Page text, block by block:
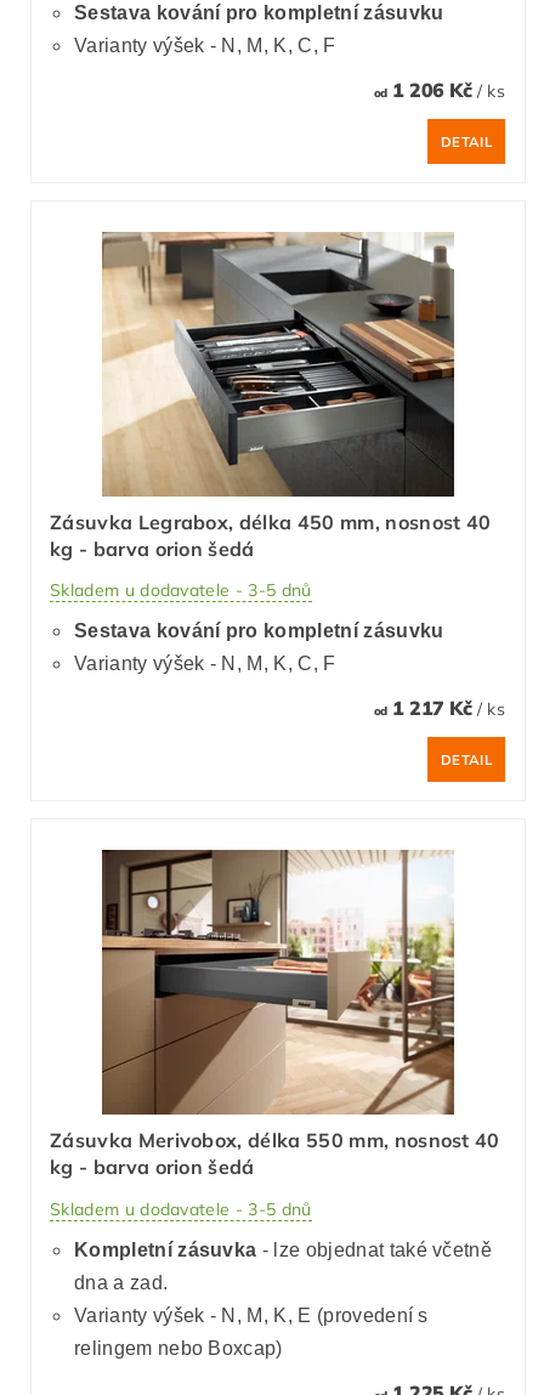
Sestava kování pro kompletní zásuvku
Varianty výšek - N, M, K, C, F
od1 206 Kč / ks
DETAIL
Zásuvka Legrabox, délka 450 mm, nosnost 40
kg - barva orion šedá
Skladem u dodavatele - 3-5 dnů
Sestava kování pro kompletní zásuvku
Varianty výšek - N, M, K, C, F
od1 217 Kč / ks
DETAIL
Zásuvka Merivobox, délka 550 mm, nosnost 40
kg - barva orion šedá
Skladem u dodavatele - 3-5 dnů
Kompletní zásuvka - lze objednat také včetně
dna a zad.
Varianty výšek - N, M, K, E (provedení s
relingem nebo Boxcap)